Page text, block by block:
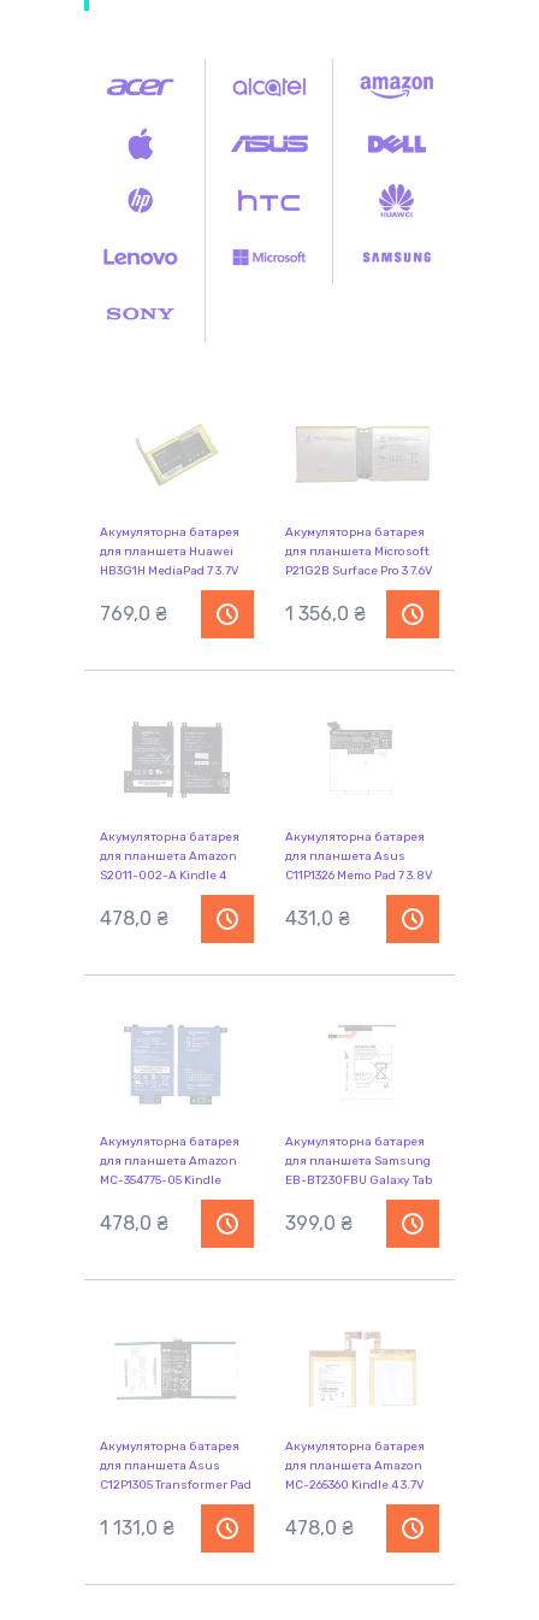
Акумуляторна батарея
для планшета Huawei
HB3G1H MediaPad 7 3.7V
White 4100mAh OEM
769,0 ₴
Акумуляторна батарея
для планшета Microsoft
P21G2B Surface Pro 3 7.6V
White 4220mAh Orig
1 356,0 ₴
Акумуляторна батарея
для планшета Amazon
S2011-002-A Kindle 4
Touch 3.7V Black 1420mAh
Orig
478,0 ₴
Акумуляторна батарея
для планшета Asus
C11P1326 Memo Pad 7 3.8V
Black 3910mAh Orig
431,0 ₴
Акумуляторна батарея
для планшета Amazon
MC-354775-05 Kindle
Paperwhite 2013 3.7V Blue
1420mAh Orig
478,0 ₴
Акумуляторна батарея
для планшета Samsung
EB-BT230FBU Galaxy Tab
4 7.0 SM-T230 3.8V White
4000mAh Orig
399,0 ₴
Акумуляторна батарея
для планшета Asus
C12P1305 Transformer Pad
Infinity 3.85V Black
7820mAh Orig
1 131,0 ₴
Акумуляторна батарея
для планшета Amazon
MC-265360 Kindle 4 3.7V
White 890mAh Orig
478,0 ₴